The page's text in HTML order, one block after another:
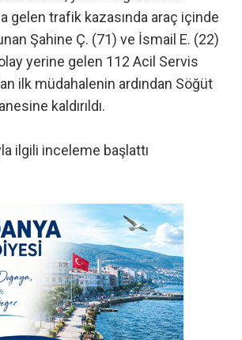
gelen trafik kazasında araç içinde
Şahine Ç. (71) ve İsmail E. (22)
olay yerine gelen 112 Acil Servis
ilk müdahalenin ardından Söğüt
kaldırıldı.
ilgili inceleme başlattı